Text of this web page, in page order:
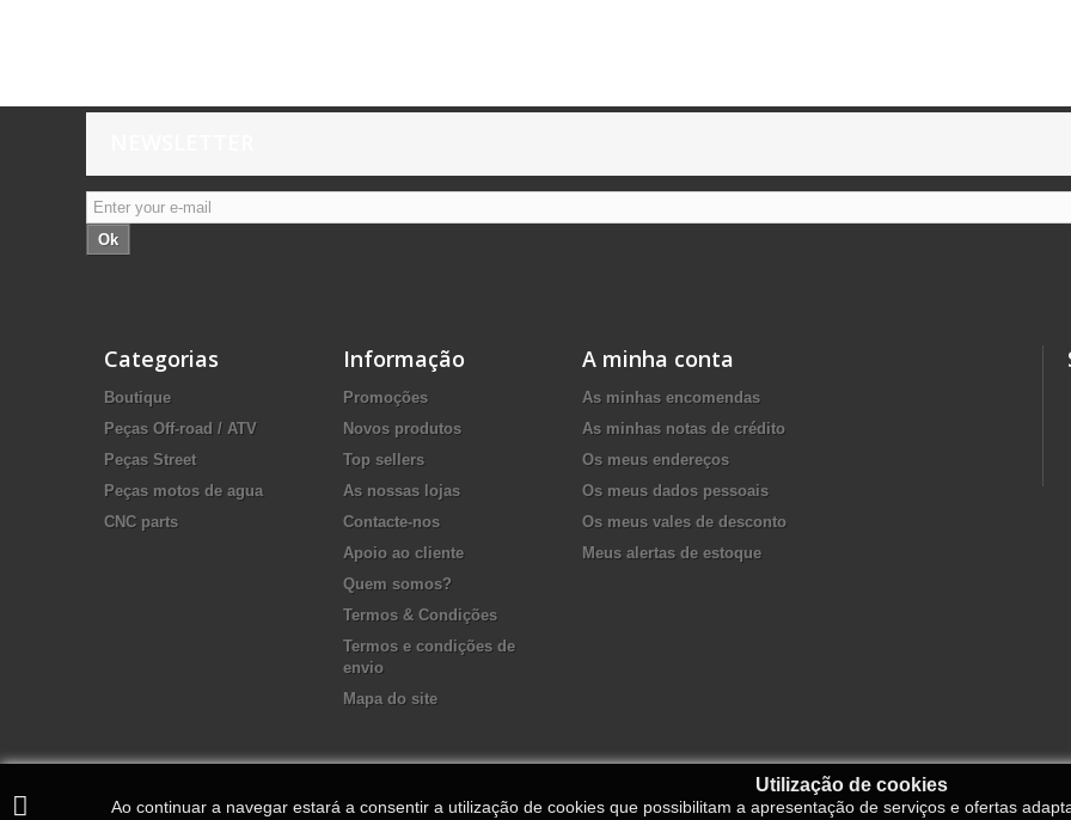
Ok
Categorias
Boutique
Peças Off-road / ATV
Peças Street
Peças motos de agua
CNC parts
Informação
Promoções
Novos produtos
Top sellers
As nossas lojas
Contacte-nos
Apoio ao cliente
Quem somos?
Termos & Condições
Termos e condições de
envio
Mapa do site
A minha conta
As minhas encomendas
As minhas notas de crédito
Os meus endereços
Os meus dados pessoais
Os meus vales de desconto
Meus alertas de estoque
Utilização de cookies
Ao continuar a navegar estará a consentir a utilização de cookies que possibilitam a apresentação de serviços e ofertas